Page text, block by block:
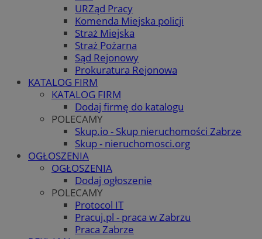
URZąd Pracy
Komenda Miejska policji
Straż Miejska
Straż Pożarna
Sąd Rejonowy
Prokuratura Rejonowa
KATALOG FIRM
KATALOG FIRM
Dodaj firmę do katalogu
POLECAMY
Skup.io - Skup nieruchomości Zabrze
Skup - nieruchomosci.org
OGŁOSZENIA
OGŁOSZENIA
Dodaj ogłoszenie
POLECAMY
Protocol IT
Pracuj.pl - praca w Zabrzu
Praca Zabrze